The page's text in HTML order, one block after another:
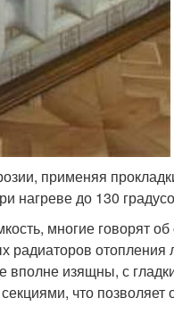
применяя
нагреве до 130
многие говорят
радиаторов
вполне изящны, с
что